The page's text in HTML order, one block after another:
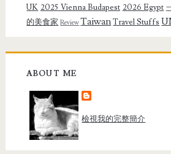
UK 2025 Vienna Budapest 2026 Egypt
的美食家 ReviewTaiwan Travel Stuffs
ABOUT ME
檢視我的完整簡介